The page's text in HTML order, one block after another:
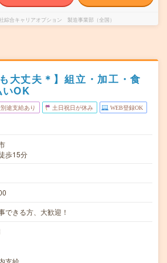
綜合キャリアオプション 製造事業部（全国）
大丈夫＊】組立・加工・食
OK
途支給あり 土日祝日が休み WEB登録OK
歩15分
できる方、大歓迎！
支給